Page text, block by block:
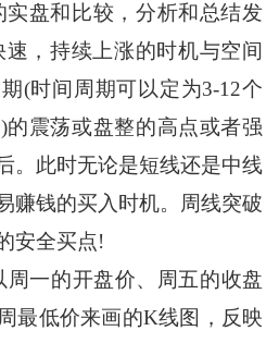
盘和比较，分析和总结发
，持续上涨的时机与空间
(时间周期可以定为3-12个
的震荡或盘整的高点或者强
。此时无论是短线还是中线
赚钱的买入时机。周线突破
安全买点!
的开盘价、周五的收盘
最低价来画的K线图，反映